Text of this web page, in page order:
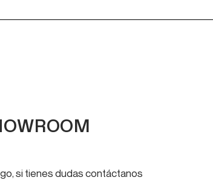
si tienes dudas contáctanos